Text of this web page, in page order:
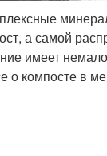
а самой
имеет
о компосте в